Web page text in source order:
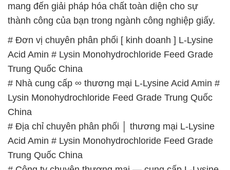
Trung Quốc China
# Nhà cung cấp ∞ thương mại L-Lysine Acid Amin #
Lysin Monohydrochloride Feed Grade Trung Quốc
China
# Địa chỉ chuyên phân phối │ thương mại L-Lysine
Acid Amin # Lysin Monohydrochloride Feed Grade
Trung Quốc China
# Công ty chuyên thương mại — cung cấp L-Lysine
Acid Amin # Lysin Monohydrochloride Feed Grade
Trung Quốc China
# Đơn vị chuyên cung ứng \ phân phối L-Lysine Acid
Amin # Lysin Monohydrochloride Feed Grade Trung